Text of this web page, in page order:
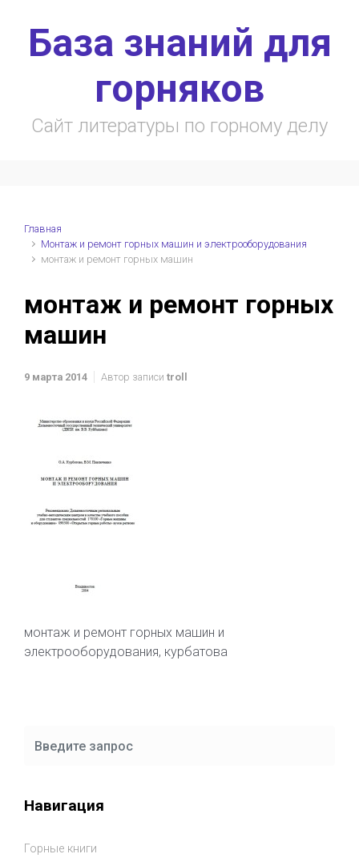
База знаний для
горняков
Сайт литературы по горному делу
Главная
Монтаж и ремонт горных машин и электрооборудования
монтаж и ремонт горных машин
монтаж и ремонт горных
машин
9 марта 2014 Автор записи troll
монтаж и ремонт горных машин и
электрооборудования, курбатова
Навигация
Горные книги